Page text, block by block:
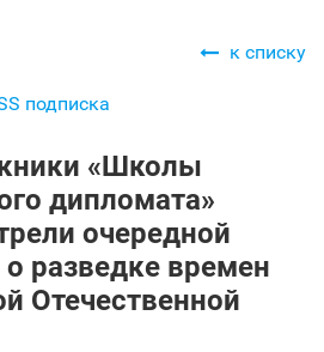
к списку
подписка
«Школы
дипломата»
очередной
разведке времен
Отечественной